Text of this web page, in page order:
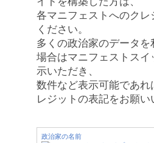
各マニフェストへのクレ
ください。
多くの政治家のデータを
場合はマニフェストスイ
示いただき、
数件など表示可能であれ
レジットの表記をお願い
政治家の名前